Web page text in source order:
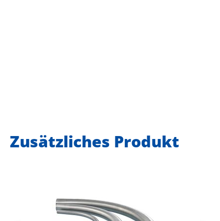
Zusätzliches Produkt